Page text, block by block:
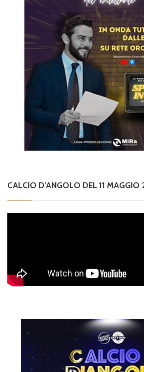
CALCIO D’ANGOLO DEL 11 MAGGIO